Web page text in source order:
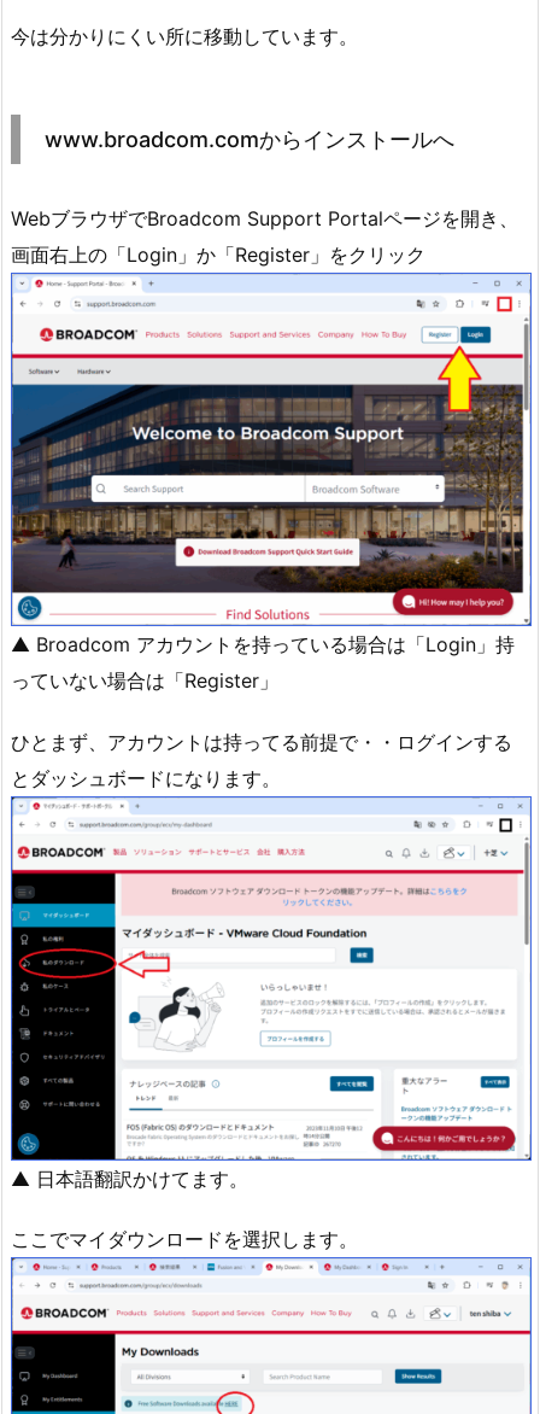
今は分かりにくい所に移動しています。
www.broadcom.comからインストールへ
WebブラウザでBroadcom Support Portalページを開き、
画面右上の「Login」か「Register」をクリック
▲ Broadcom アカウントを持っている場合は「Login」持
っていない場合は「Register」
ひとまず、アカウントは持ってる前提で・・ログインする
とダッシュボードになります。
▲ 日本語翻訳かけてます。
ここでマイダウンロードを選択します。